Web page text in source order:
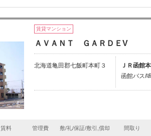
賃貸マンション
ＡＶＡＮＴ ＧＡＲＤＥV
北海道亀田郡七飯町本町３
ＪＲ函館
函館バス/
賃料 管理費 敷/礼/保証/敷引,償却 間取り